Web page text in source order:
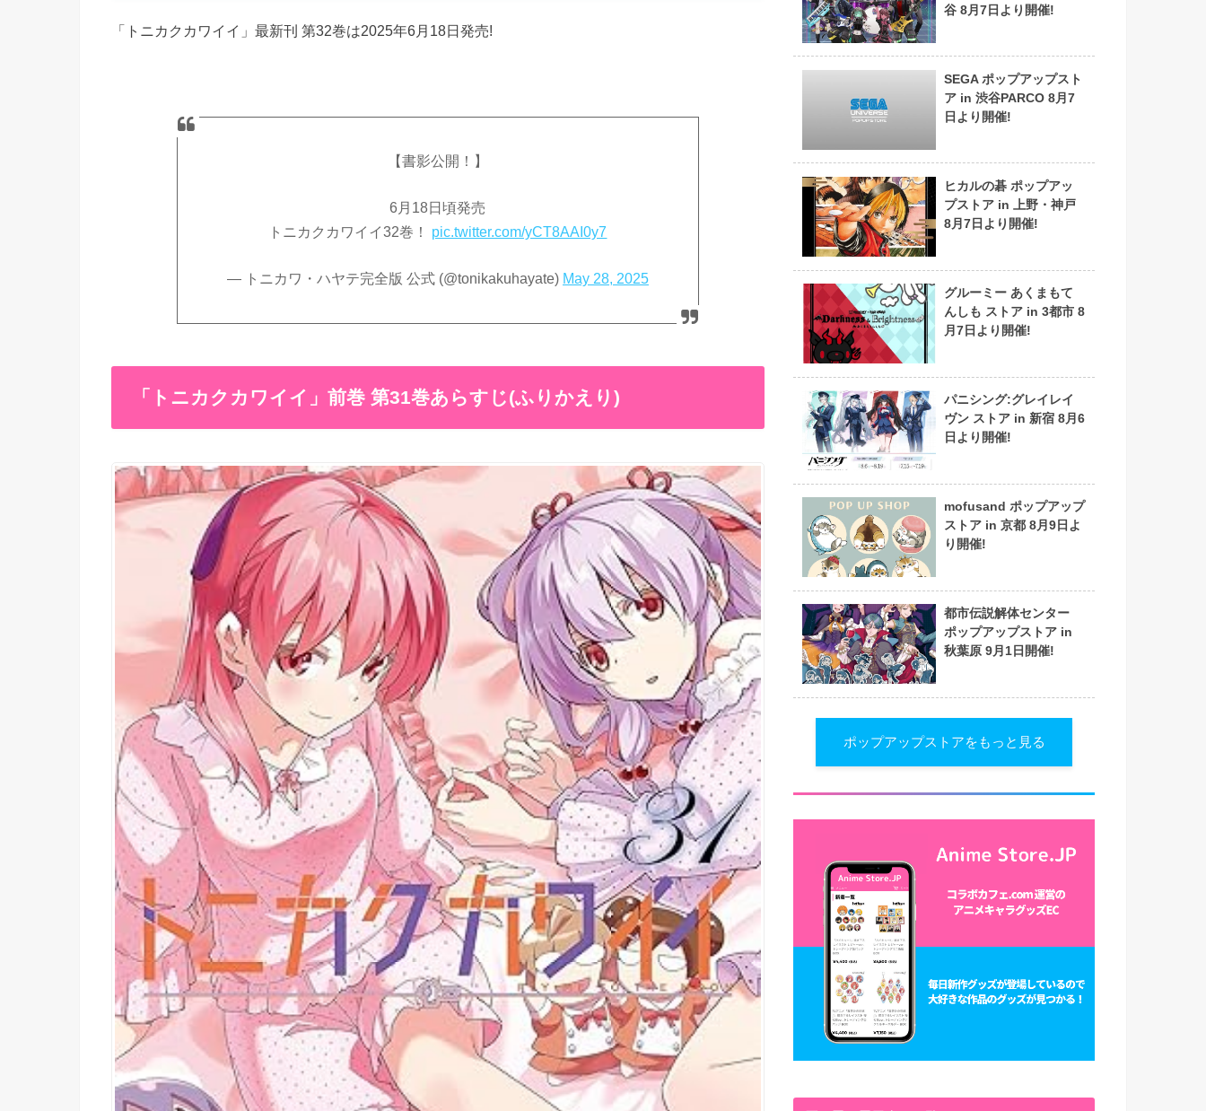
「トニカクカワイイ」最新刊 第32巻は2025年6月18日発売!
【書影公開！】
6月18日頃発売
トニカクカワイイ32巻！ pic.twitter.com/yCT8AAI0y7
— トニカワ・ハヤテ完全版 公式 (@tonikakuhayate) May 28, 2025
「トニカクカワイイ」前巻 第31巻あらすじ(ふりかえり)
谷 8月7日より開催!
SEGA ポップアップスト
ア in 渋谷PARCO 8月7
日より開催!
ヒカルの碁 ポップアッ
プストア in 上野・神戸
8月7日より開催!
グルーミー あくまもて
んしも ストア in 3都市 8
月7日より開催!
パニシング:グレイレイ
ヴン ストア in 新宿 8月6
日より開催!
mofusand ポップアップ
ストア in 京都 8月9日よ
り開催!
都市伝説解体センター
ポップアップストア in
秋葉原 9月1日開催!
ポップアップストアをもっと見る